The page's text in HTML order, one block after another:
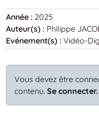
Année : 2025
Auteur(s) : Philippe
Evénement(s) : Vidéo-
Vous devez être
contenu. Se connecter.